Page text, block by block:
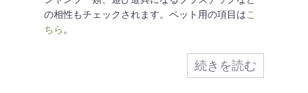
の相性もチェックされます。ペット用の項目はこ
ちら 。
続きを読む